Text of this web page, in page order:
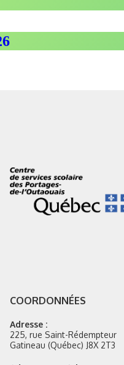
COORDONNÉES
Adresse :
225, rue Saint-Rédempteur
Gatineau (Québec) J8X 2T3